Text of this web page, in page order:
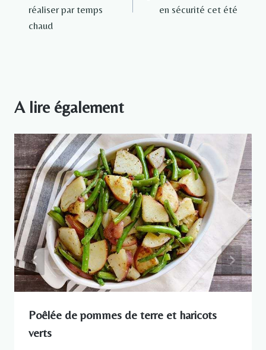
l’article
réaliser par temps
chaud
en sécurité cet été
A lire également
Poêlée de pommes de terre et haricots
verts